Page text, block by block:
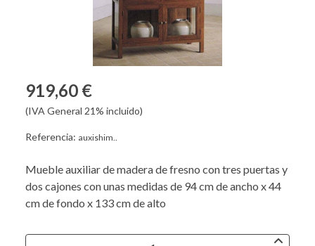
919,60 €
(IVA General 21% incluido)
Referencia: auxishim..
Mueble auxiliar de madera de fresno con tres puertas y
dos cajones con unas medidas de 94 cm de ancho x 44
cm de fondo x 133 cm de alto